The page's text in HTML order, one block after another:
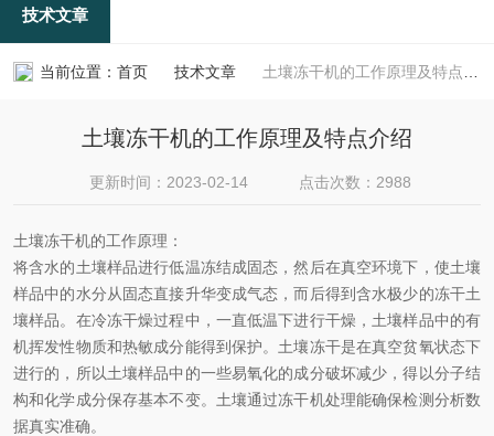
技术文章
当前位置： 首页 技术文章 土壤冻干机的工作原理及特点介绍
土壤冻干机的工作原理及特点介绍
更新时间：2023-02-14 点击次数：2988
土壤冻干机的工作原理：
将含水的土壤样品进行低温冻结成固态，然后在真空环境下，使土壤
样品中的水分从固态直接升华变成气态，而后得到含水极少的冻干土
壤样品。在冷冻干燥过程中，一直低温下进行干燥，土壤样品中的有
机挥发性物质和热敏成分能得到保护。土壤冻干是在真空贫氧状态下
进行的，所以土壤样品中的一些易氧化的成分破坏减少，得以分子结
构和化学成分保存基本不变。土壤通过冻干机处理能确保检测分析数
据真实准确。